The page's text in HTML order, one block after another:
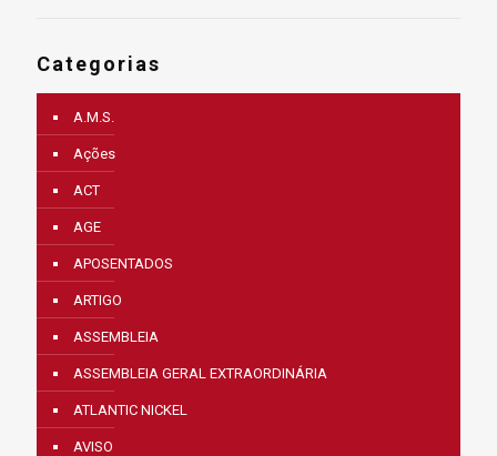
Categorias
A.M.S.
Ações
ACT
AGE
APOSENTADOS
ARTIGO
ASSEMBLEIA
ASSEMBLEIA GERAL EXTRAORDINÁRIA
ATLANTIC NICKEL
AVISO